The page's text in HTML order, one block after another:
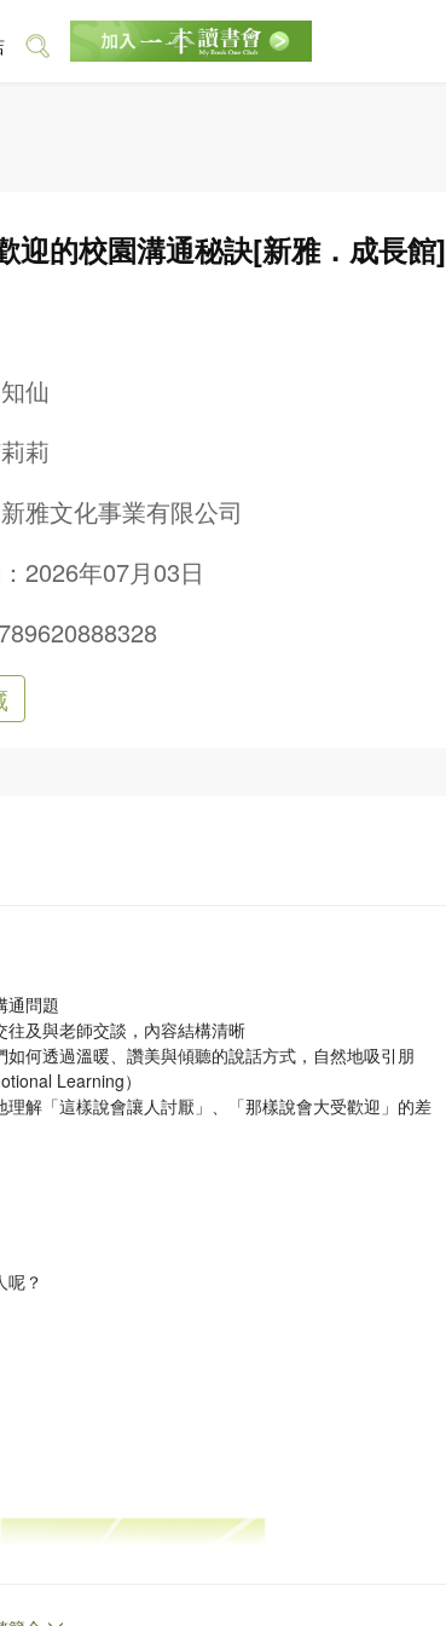
迎的校園溝通秘訣[新雅．成長館]
仙
莉
新雅文化事業有限公司
2026年07月03日
通問題
及與老師交談，內容結構清晰
何透過溫暖、讚美與傾聽的說話方式，自然地吸引朋
Learning）
解「這樣說會讓人討厭」、「那樣說會大受歡迎」的差
呢？